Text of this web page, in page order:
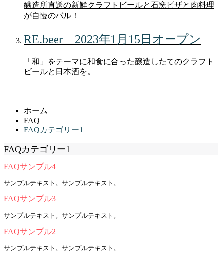
醸造所直送の新鮮クラフトビールと石窯ピザと肉料理
が自慢のバル！
RE.beer 2023年1月15日オープン
「和」をテーマに和食に合った醸造したてのクラフト
ビールと日本酒を。
ホーム
FAQ
FAQカテゴリー1
FAQカテゴリー1
FAQサンプル4
サンプルテキスト。サンプルテキスト。
FAQサンプル3
サンプルテキスト。サンプルテキスト。
FAQサンプル2
サンプルテキスト。サンプルテキスト。